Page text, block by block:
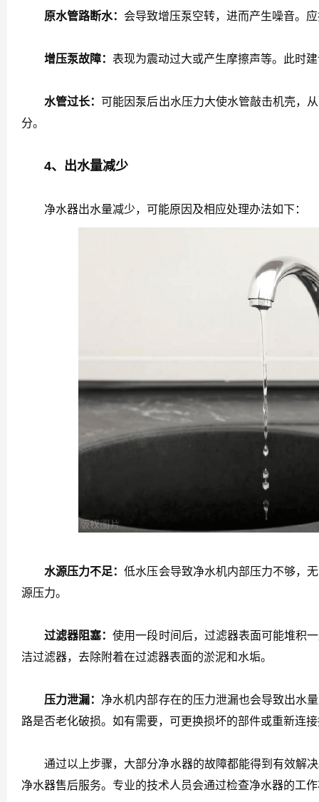
原水管路断水： 会导致增压泵空转，进而产生噪音。
增压泵故障： 表现为震动过大或产生摩擦声等。此时
水管过长：可能因泵后出水压力大使水管敲击机壳，
分。
4、出水量减少
净水器出水量减少，可能原因及相应处理办法如下：
水源压力不足：低水压会导致净水机内部压力不够，
源压力。
过滤器阻塞：使用一段时间后，过滤器表面可能堆积
洁过滤器，去除附着在过滤器表面的淤泥和水垢。
压力泄漏： 净水机内部存在的压力泄漏也会导致出水
路是否老化破损。如有需要，可更换损坏的部件或重新连
通过以上步骤，大部分净水器的故障都能得到有效解决
净水器售后服务。专业的技术人员会通过检查净水器的工